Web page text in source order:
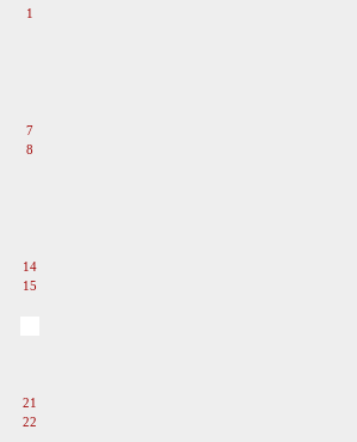
1
7
8
14
15
21
22